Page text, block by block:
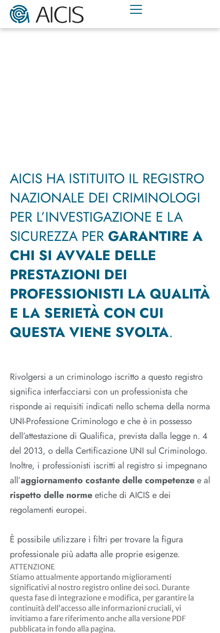
AICIS HA ISTITUITO IL REGISTRO
NAZIONALE DEI CRIMINOLOGI
PER L’INVESTIGAZIONE E LA
SICUREZZA PER GARANTIRE A
CHI SI AVVALE DELLE
PRESTAZIONI DEI
PROFESSIONISTI LA QUALITÀ
E LA SERIETÀ CON CUI
QUESTA VIENE SVOLTA.
Rivolgersi a un criminologo iscritto a questo registro
significa interfacciarsi con un professionista che
risponde ai requisiti indicati nello schema della norma
UNI-Professione Criminologo e che è in possesso
dell’attestazione di Qualifica, prevista dalla legge n. 4
del 2013, o della Certificazione UNI sul Criminologo.
Inoltre, i professionisti iscritti al registro si impegnano
all’aggiornamento costante delle competenzee al
rispetto delle normeetiche di AICIS e dei
regolamenti europei.
È possibile utilizzare i filtri per trovare la figura
professionale più adatta alle proprie esigenze.
ATTENZIONE
Stiamo attualmente apportando miglioramenti
significativi al nostro registro online dei soci. Durante
questa fase di integrazione e modifica, per garantire la
continuità dell’accesso alle informazioni cruciali, vi
invitiamo a fare riferimento anche alla versione PDF
pubblicata in fondo alla pagina.